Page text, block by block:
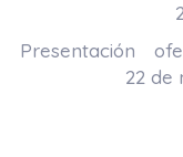
21 de
Presentación
22 de